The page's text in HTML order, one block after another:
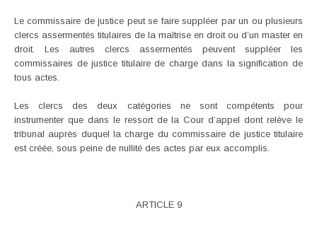
Le commissaire de justice peut se faire suppléer par un ou plusieurs
clercs assermentés titulaires de la maîtrise en droit ou d’un master en
droit. Les autres clercs assermentés peuvent suppléer les
commissaires de justice titulaire de charge dans la signification de
tous actes.
Les clercs des deux catégories ne sont compétents pour
instrumenter que dans le ressort de la Cour d’appel dont relève le
tribunal auprès duquel la charge du commissaire de justice titulaire
est créée, sous peine de nullité des actes par eux accomplis.
ARTICLE 9